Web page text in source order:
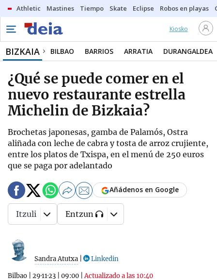
Athletic Mastines Tiempo Skate Eclipse Robos en playas
Kiosko
BIZKAIA BILBAO BARRIOS ARRATIA DURANGALDEA
¿Qué se puede comer en el
nuevo restaurante estrella
Michelin de Bizkaia?
Brochetas japonesas, gamba de Palamós, Ostra
aliñada con leche de cabra y tosta de arroz crujiente,
entre los platos de Txispa, en el menú de 250 euros
que se paga por adelantado
Sandra Atutxa Linkedin
Bilbao 29·11·23 09:00 |Actualizado a las 10:40
Añádenos en Google
Itzuli Entzun